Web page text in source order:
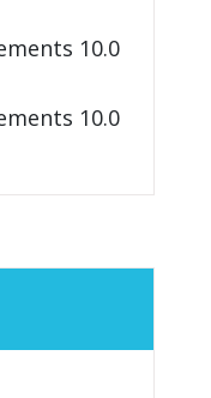
10.0
10.0